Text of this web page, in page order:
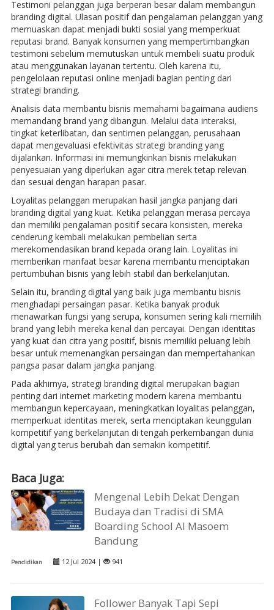
Testimoni pelanggan juga berperan besar dalam membangun
branding digital. Ulasan positif dan pengalaman pelanggan yang
memuaskan dapat menjadi bukti sosial yang memperkuat
reputasi brand. Banyak konsumen yang mempertimbangkan
testimoni sebelum memutuskan untuk membeli suatu produk
atau menggunakan layanan tertentu. Oleh karena itu,
pengelolaan reputasi online menjadi bagian penting dari
strategi branding.
Analisis data membantu bisnis memahami bagaimana audiens
memandang brand yang dibangun. Melalui data interaksi,
tingkat keterlibatan, dan sentimen pelanggan, perusahaan
dapat mengevaluasi efektivitas strategi branding yang
dijalankan. Informasi ini memungkinkan bisnis melakukan
penyesuaian yang diperlukan agar citra merek tetap relevan
dan sesuai dengan harapan pasar.
Loyalitas pelanggan merupakan hasil jangka panjang dari
branding digital yang kuat. Ketika pelanggan merasa percaya
dan memiliki pengalaman positif secara konsisten, mereka
cenderung kembali melakukan pembelian serta
merekomendasikan brand kepada orang lain. Loyalitas ini
memberikan manfaat besar karena membantu menciptakan
pertumbuhan bisnis yang lebih stabil dan berkelanjutan.
Selain itu, branding digital yang baik juga membantu bisnis
menghadapi persaingan pasar. Ketika banyak produk
menawarkan fungsi yang serupa, konsumen sering kali memilih
brand yang lebih mereka kenal dan percayai. Dengan identitas
yang kuat dan citra yang positif, bisnis memiliki peluang lebih
besar untuk memenangkan persaingan dan mempertahankan
pangsa pasar dalam jangka panjang.
Pada akhirnya, strategi branding digital merupakan bagian
penting dari internet marketing modern karena membantu
membangun kepercayaan, meningkatkan loyalitas pelanggan,
memperkuat identitas merek, serta menciptakan keunggulan
kompetitif yang berkelanjutan di tengah perkembangan dunia
digital yang terus berubah dan semakin kompetitif.
Baca Juga:
Mengenal Lebih Dekat Dengan
Budaya dan Tradisi di SMA
Boarding School Al Masoem
Bandung
Pendidikan 12 Jul 2024 | 941
Follower Banyak Tapi Sepi